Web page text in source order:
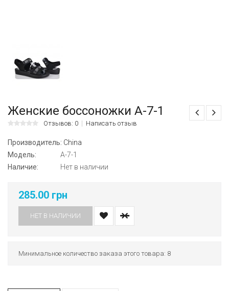
Женские боссоножки A-7-1
Отзывов: 0 Написать отзыв
Производитель: China
Модель:
A-7-1
Наличие:
Нет в наличии
285.00 грн
НЕТ В НАЛИЧИИ
Минимальное количество заказа этого товара: 8